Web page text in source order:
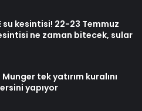
su kesintisi! 22-23 Temmuz
ne zaman bitecek, sular
tek yatırım kuralını
yapıyor